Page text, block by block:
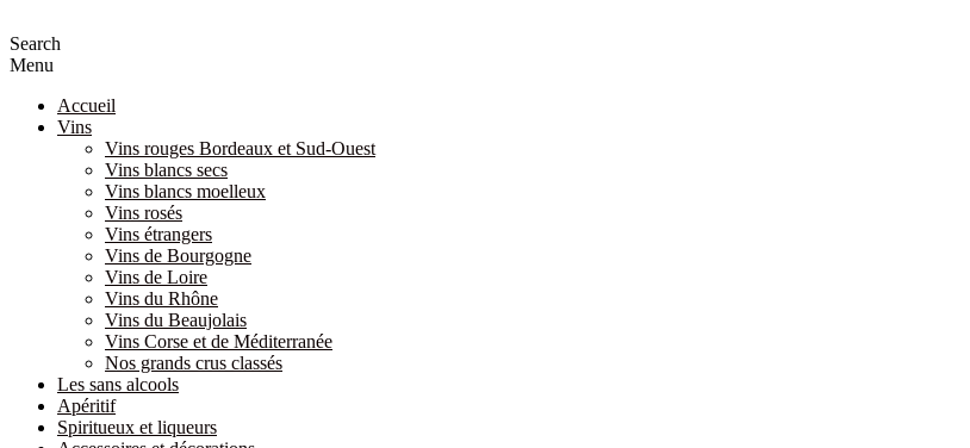
Search
Menu
Accueil
Vins
Vins rouges Bordeaux et Sud-Ouest
Vins blancs secs
Vins blancs moelleux
Vins rosés
Vins étrangers
Vins de Bourgogne
Vins de Loire
Vins du Rhône
Vins du Beaujolais
Vins Corse et de Méditerranée
Nos grands crus classés
Les sans alcools
Apéritif
Spiritueux et liqueurs